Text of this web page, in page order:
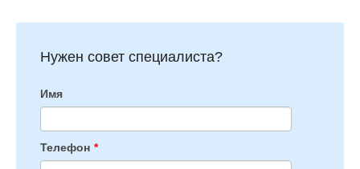
Нужен совет специалиста?
Имя
Телефон *